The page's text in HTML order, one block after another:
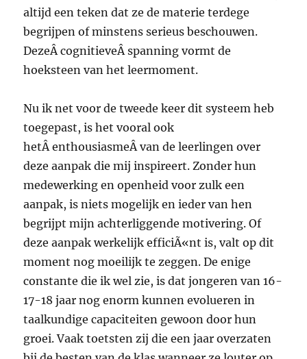
altijd een teken dat ze de materie terdege
begrijpen of minstens serieus beschouwen.
DezeÂ cognitieveÂ spanning vormt de
hoeksteen van het leermoment.
Nu ik net voor de tweede keer dit systeem heb
toegepast, is het vooral ook
hetÂ enthousiasmeÂ van de leerlingen over
deze aanpak die mij inspireert. Zonder hun
medewerking en openheid voor zulk een
aanpak, is niets mogelijk en ieder van hen
begrijpt mijn achterliggende motivering. Of
deze aanpak werkelijk efficiÃ«nt is, valt op dit
moment nog moeilijk te zeggen. De enige
constante die ik wel zie, is dat jongeren van 16-
17-18 jaar nog enorm kunnen evolueren in
taalkundige capaciteiten gewoon door hun
groei. Vaak toetsten zij die een jaar overzaten